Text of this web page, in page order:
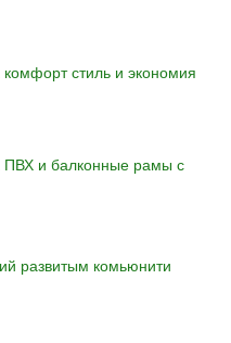
стиль и экономия
ПВХ и балконные рамы с
развитым комьюнити